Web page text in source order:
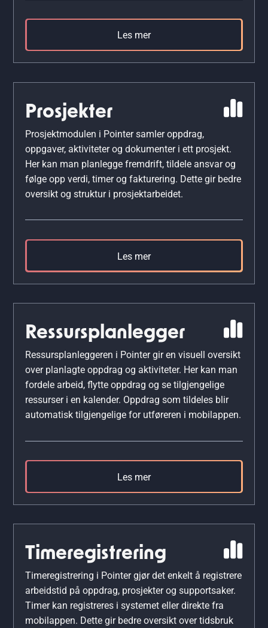
Les mer
Prosjekter
Prosjektmodulen i Pointer samler oppdrag,
oppgaver, aktiviteter og dokumenter i ett prosjekt.
Her kan man planlegge fremdrift, tildele ansvar og
følge opp verdi, timer og fakturering. Dette gir bedre
oversikt og struktur i prosjektarbeidet.
Les mer
Ressursplanlegger
Ressursplanleggeren i Pointer gir en visuell oversikt
over planlagte oppdrag og aktiviteter. Her kan man
fordele arbeid, flytte oppdrag og se tilgjengelige
ressurser i en kalender. Oppdrag som tildeles blir
automatisk tilgjengelige for utføreren i mobilappen.
Les mer
Timeregistrering
Timeregistrering i Pointer gjør det enkelt å registrere
arbeidstid på oppdrag, prosjekter og supportsaker.
Timer kan registreres i systemet eller direkte fra
mobilappen. Dette gir bedre oversikt over tidsbruk